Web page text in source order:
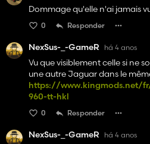
Dommage qu'elle n'ai jamais
0 Responder
NexSus-_-GameR há 4 anos
Vu que visiblement celle si ne
une autre Jaguar dans le
https://www.kingmods.net/
960-tt-hkl
0 Responder
NexSus-_-GameR há 4 anos